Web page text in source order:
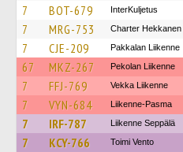
7 BOT-679 InterKuljetus
7 MRG-753 Charter Hekkanen
7 CJE-209 Pakkalan Liikenne
67 MKZ-267 Pekolan Liikenne
7 FFJ-769 Vekka Liikenne
7 VYN-684 Liikenne-Pasma
7 IRF-787 Liikenne Seppälä
7 KCY-766 Toimi Vento